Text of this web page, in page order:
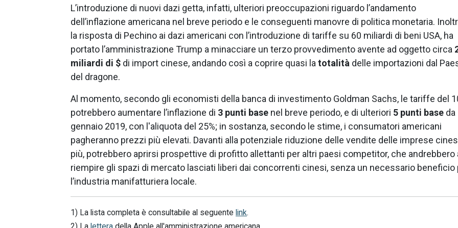
L’introduzione di nuovi dazi getta, infatti, ulteriori preoccupazioni riguardo l’andamento
dell’inflazione americana nel breve periodo e le conseguenti manovre di politica monetaria.
la risposta di Pechino ai dazi americani con l’introduzione di tariffe su 60 miliardi di beni USA, ha
portato l’amministrazione Trump a minacciare un terzo provvedimento avente ad oggetto circa
miliardi di $ di import cinese, andando così a coprire quasi la totalità delle importazioni dal
del dragone.
Al momento, secondo gli economisti della banca di investimento Goldman Sachs, le tariffe del
potrebbero aumentare l’inflazione di 3 punti base nel breve periodo, e di ulteriori 5 punti base da
gennaio 2019, con l'aliquota del 25%; in sostanza, secondo le stime, i consumatori americani
pagheranno prezzi più elevati. Davanti alla potenziale riduzione delle vendite delle imprese
più, potrebbero aprirsi prospettive di profitto allettanti per altri paesi competitor, che andrebbero
riempire gli spazi di mercato lasciati liberi dai concorrenti cinesi, senza un necessario beneficio
l’industria manifatturiera locale.
1) La lista completa è consultabile al seguente link.
2) La lettera della Apple all'amministrazione americana.